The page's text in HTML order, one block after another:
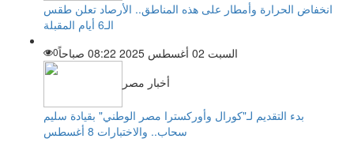
انخفاض الحرارة وأمطار على هذه المناطق.. الأرصاد تعلن طقس
الـ6 أيام المقبلة
السبت 02 أغسطس 2025 08:22 صباحاً
0
أخبار مصر
بدء التقديم لـ"كورال وأوركسترا مصر الوطني" بقيادة سليم
سحاب.. والاختبارات 8 أغسطس